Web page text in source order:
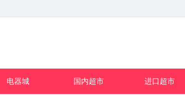
电器城 国内超市 进口超市